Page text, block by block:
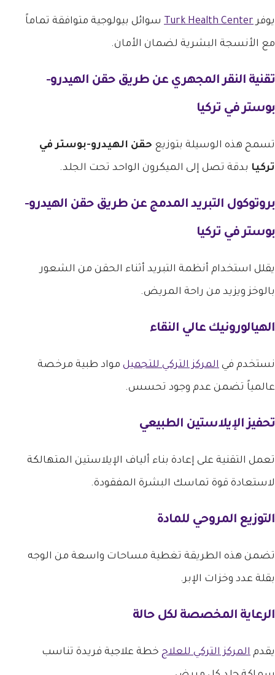
يوفر Turk Health Center سوائل بيولوجية متوافقة تماماً
مع الأنسجة البشرية لضمان الأمان.
تقنية النقر المجهري عن طريق حقن الهيدرو-
بوستر في تركيا
تسمح هذه الوسيلة بتوزيع حقن الهيدرو-بوستر في
تركيا بدقة تصل إلى الميكرون الواحد تحت الجلد.
بروتوكول التبريد المدمج عن طريق حقن الهيدرو-
بوستر في تركيا
يقلل استخدام أنظمة التبريد أثناء الحقن من الشعور
بالوخز ويزيد من راحة المريض.
الهيالورونيك عالي النقاء
نستخدم في المركز التركي للتجميل مواد طبية مرخصة
عالمياً تضمن عدم وجود تحسس.
تحفيز الإيلاستين الطبيعي
تعمل التقنية على إعادة بناء ألياف الإيلاستين المتهالكة
لاستعادة قوة تماسك البشرة المفقودة.
التوزيع المروحي للمادة
تضمن هذه الطريقة تغطية مساحات واسعة من الوجه
بقلة عدد وخزات الإبر.
الرعاية المخصصة لكل حالة
يقدم المركز التركي للعلاج خطة علاجية فريدة تناسب